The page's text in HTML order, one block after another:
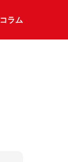
コラム